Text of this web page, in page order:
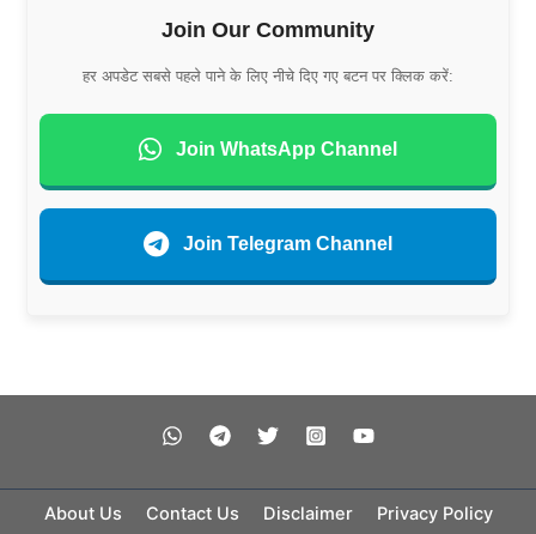
Join Our Community
हर अपडेट सबसे पहले पाने के लिए नीचे दिए गए बटन पर क्लिक करें:
Join WhatsApp Channel
Join Telegram Channel
About Us Contact Us Disclaimer Privacy Policy